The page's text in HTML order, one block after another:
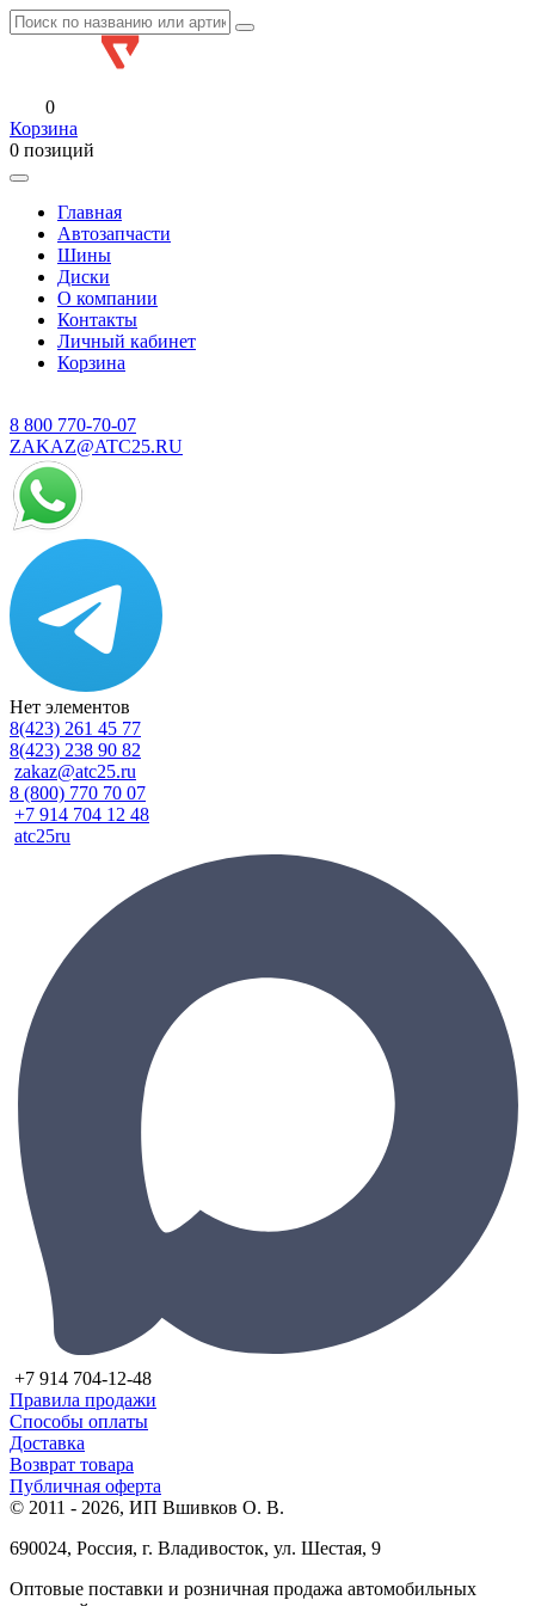
0
Корзина
0 позиций
Главная
Автозапчасти
Шины
Диски
О компании
Контакты
Личный кабинет
Корзина
8 800 770-70-07
ZAKAZ@ATC25.RU
Нет элементов
8(423) 261 45 77
8(423) 238 90 82
zakaz@atc25.ru
8 (800) 770 70 07
+7 914 704 12 48
atc25ru
+7 914 704-12-48
Правила продажи
Способы оплаты
Доставка
Возврат товара
Публичная оферта
© 2011 - 2026, ИП Вшивков О. В.
690024, Россия, г. Владивосток, ул. Шестая, 9
Оптовые поставки и розничная продажа автомобильных